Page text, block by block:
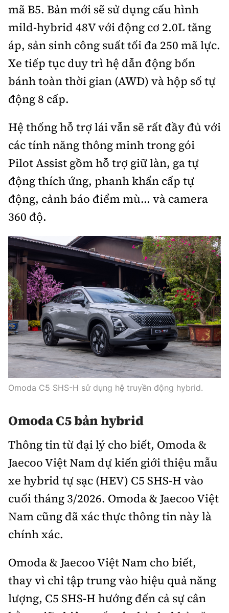
mã B5. Bản mới sẽ sử dụng cấu hình
mild-hybrid 48V với động cơ 2.0L tăng
áp, sản sinh công suất tối đa 250 mã lực.
Xe tiếp tục duy trì hệ dẫn động bốn
bánh toàn thời gian (AWD) và hộp số tự
động 8 cấp.
Hệ thống hỗ trợ lái vẫn sẽ rất đầy đủ với
các tính năng thông minh trong gói
Pilot Assist gồm hỗ trợ giữ làn, ga tự
động thích ứng, phanh khẩn cấp tự
động, cảnh báo điểm mù... và camera
360 độ.
Omoda C5 SHS-H sử dụng hệ truyền động hybrid.
Omoda C5 bản hybrid
Thông tin từ đại lý cho biết, Omoda &
Jaecoo Việt Nam dự kiến giới thiệu mẫu
xe hybrid tự sạc (HEV) C5 SHS-H vào
cuối tháng 3/2026. Omoda & Jaecoo Việt
Nam cũng đã xác thực thông tin này là
chính xác.
Omoda & Jaecoo Việt Nam cho biết,
thay vì chỉ tập trung vào hiệu quả năng
lượng, C5 SHS-H hướng đến cả sự cân